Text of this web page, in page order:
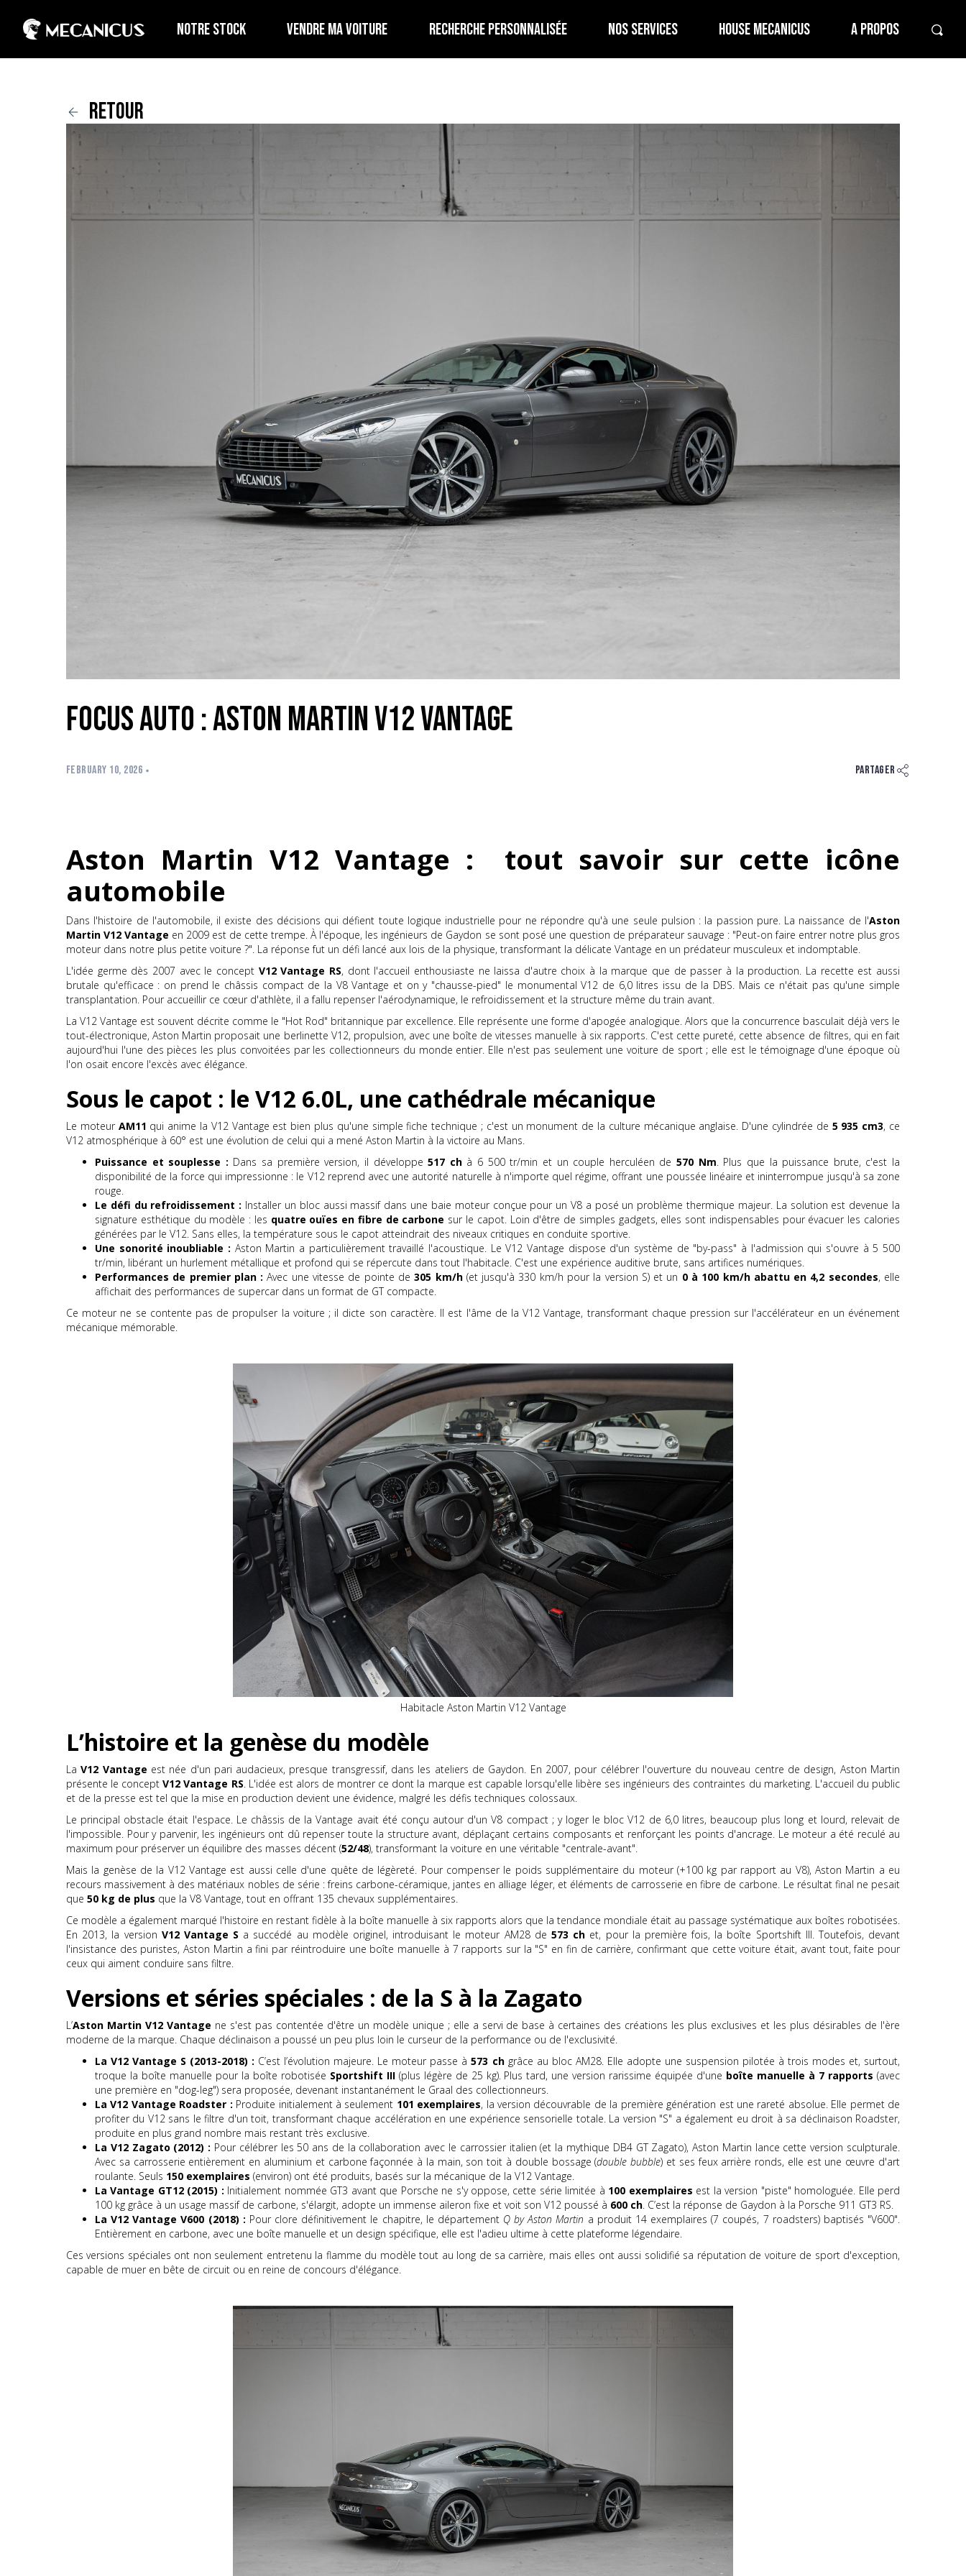
NOTRE STOCK VENDRE MA VOITURE RECHERCHE PERSONNALISÉE NOS SERVICES HOUSE MECANICUS A PROPOS
retour
Focus Auto : Aston Martin V12 Vantage
FEBRUARY 10, 2026 Partager
Aston Martin V12 Vantage : tout savoir sur cette icône
automobile
Dans l'histoire de l'automobile, il existe des décisions qui défient toute logique industrielle pour ne répondre qu'à une seule pulsion : la passion pure. La naissance de l'Aston
Martin V12 Vantage en 2009 est de cette trempe. À l'époque, les ingénieurs de Gaydon se sont posé une question de préparateur sauvage : "Peut-on faire entrer notre plus gros
moteur dans notre plus petite voiture ?". La réponse fut un défi lancé aux lois de la physique, transformant la délicate Vantage en un prédateur musculeux et indomptable.
L'idée germe dès 2007 avec le concept V12 Vantage RS, dont l'accueil enthousiaste ne laissa d'autre choix à la marque que de passer à la production. La recette est aussi
brutale qu'efficace : on prend le châssis compact de la V8 Vantage et on y "chausse-pied" le monumental V12 de 6,0 litres issu de la DBS. Mais ce n'était pas qu'une simple
transplantation. Pour accueillir ce cœur d'athlète, il a fallu repenser l'aérodynamique, le refroidissement et la structure même du train avant.
La V12 Vantage est souvent décrite comme le "Hot Rod" britannique par excellence. Elle représente une forme d'apogée analogique. Alors que la concurrence basculait déjà vers le
tout-électronique, Aston Martin proposait une berlinette V12, propulsion, avec une boîte de vitesses manuelle à six rapports. C'est cette pureté, cette absence de filtres, qui en fait
aujourd'hui l'une des pièces les plus convoitées par les collectionneurs du monde entier. Elle n'est pas seulement une voiture de sport ; elle est le témoignage d'une époque où
l'on osait encore l'excès avec élégance.
Sous le capot : le V12 6.0L, une cathédrale mécanique
Le moteur AM11 qui anime la V12 Vantage est bien plus qu'une simple fiche technique ; c'est un monument de la culture mécanique anglaise. D'une cylindrée de 5 935 cm3, ce
V12 atmosphérique à 60° est une évolution de celui qui a mené Aston Martin à la victoire au Mans.
Puissance et souplesse : Dans sa première version, il développe517 chà 6 500 tr/min et un couple herculéen de570 Nm. Plus que la puissance brute, c'est la
disponibilité de la force qui impressionne : le V12 reprend avec une autorité naturelle à n'importe quel régime, offrant une poussée linéaire et ininterrompue jusqu'à sa zone
rouge.
Le défi du refroidissement : Installer un bloc aussi massif dans une baie moteur conçue pour un V8 a posé un problème thermique majeur. La solution est devenue la
signature esthétique du modèle : les quatre ouïes en fibre de carbone sur le capot. Loin d'être de simples gadgets, elles sont indispensables pour évacuer les calories
générées par le V12. Sans elles, la température sous le capot atteindrait des niveaux critiques en conduite sportive.
Une sonorité inoubliable : Aston Martin a particulièrement travaillé l'acoustique. Le V12 Vantage dispose d'un système de "by-pass" à l'admission qui s'ouvre à 5 500
tr/min, libérant un hurlement métallique et profond qui se répercute dans tout l'habitacle. C'est une expérience auditive brute, sans artifices numériques.
Performances de premier plan : Avec une vitesse de pointe de305 km/h(et jusqu'à 330 km/h pour la version S) et un 0 à 100 km/h abattu en 4,2 secondes, elle
affichait des performances de supercar dans un format de GT compacte.
Ce moteur ne se contente pas de propulser la voiture ; il dicte son caractère. Il est l'âme de la V12 Vantage, transformant chaque pression sur l'accélérateur en un événement
mécanique mémorable.
Habitacle Aston Martin V12 Vantage
L’histoire et la genèse du modèle
LaV12 Vantage est née d'un pari audacieux, presque transgressif, dans les ateliers de Gaydon. En 2007, pour célébrer l'ouverture du nouveau centre de design, Aston Martin
présente le conceptV12 Vantage RS. L'idée est alors de montrer ce dont la marque est capable lorsqu'elle libère ses ingénieurs des contraintes du marketing. L'accueil du public
et de la presse est tel que la mise en production devient une évidence, malgré les défis techniques colossaux.
Le principal obstacle était l'espace. Le châssis de la Vantage avait été conçu autour d'un V8 compact ; y loger le bloc V12 de 6,0 litres, beaucoup plus long et lourd, relevait de
l'impossible. Pour y parvenir, les ingénieurs ont dû repenser toute la structure avant, déplaçant certains composants et renforçant les points d'ancrage. Le moteur a été reculé au
maximum pour préserver un équilibre des masses décent (52/48), transformant la voiture en une véritable "centrale-avant".
Mais la genèse de la V12 Vantage est aussi celle d'une quête de légèreté. Pour compenser le poids supplémentaire du moteur (+100 kg par rapport au V8), Aston Martin a eu
recours massivement à des matériaux nobles de série : freins carbone-céramique, jantes en alliage léger, et éléments de carrosserie en fibre de carbone. Le résultat final ne pesait
que 50 kg de plus que la V8 Vantage, tout en offrant 135 chevaux supplémentaires.
Ce modèle a également marqué l'histoire en restant fidèle à la boîte manuelle à six rapports alors que la tendance mondiale était au passage systématique aux boîtes robotisées.
En 2013, la version V12 Vantage S a succédé au modèle originel, introduisant le moteur AM28 de 573 ch et, pour la première fois, la boîte Sportshift III. Toutefois, devant
l'insistance des puristes, Aston Martin a fini par réintroduire une boîte manuelle à 7 rapports sur la "S" en fin de carrière, confirmant que cette voiture était, avant tout, faite pour
ceux qui aiment conduire sans filtre.
Versions et séries spéciales : de la S à la Zagato
L’Aston Martin V12 Vantage ne s'est pas contentée d'être un modèle unique ; elle a servi de base à certaines des créations les plus exclusives et les plus désirables de l'ère
moderne de la marque. Chaque déclinaison a poussé un peu plus loin le curseur de la performance ou de l'exclusivité.
La V12 Vantage S (2013-2018) : C’est l’évolution majeure. Le moteur passe à573 chgrâce au bloc AM28. Elle adopte une suspension pilotée à trois modes et, surtout,
troque la boîte manuelle pour la boîte robotisée Sportshift III(plus légère de 25 kg). Plus tard, une version rarissime équipée d'une boîte manuelle à 7 rapports (avec
une première en "dog-leg") sera proposée, devenant instantanément le Graal des collectionneurs.
La V12 Vantage Roadster : Produite initialement à seulement 101 exemplaires, la version découvrable de la première génération est une rareté absolue. Elle permet de
profiter du V12 sans le filtre d'un toit, transformant chaque accélération en une expérience sensorielle totale. La version "S" a également eu droit à sa déclinaison Roadster,
produite en plus grand nombre mais restant très exclusive.
La V12 Zagato (2012) : Pour célébrer les 50 ans de la collaboration avec le carrossier italien (et la mythique DB4 GT Zagato), Aston Martin lance cette version sculpturale.
Avec sa carrosserie entièrement en aluminium et carbone façonnée à la main, son toit à double bossage (double bubble) et ses feux arrière ronds, elle est une œuvre d'art
roulante. Seuls 150 exemplaires (environ) ont été produits, basés sur la mécanique de la V12 Vantage.
La Vantage GT12 (2015) : Initialement nommée GT3 avant que Porsche ne s'y oppose, cette série limitée à 100 exemplaires est la version "piste" homologuée. Elle perd
100 kg grâce à un usage massif de carbone, s'élargit, adopte un immense aileron fixe et voit son V12 poussé à 600 ch. C’est la réponse de Gaydon à la Porsche 911 GT3 RS.
La V12 Vantage V600 (2018) : Pour clore définitivement le chapitre, le département Q by Aston Martin a produit 14 exemplaires (7 coupés, 7 roadsters) baptisés "V600".
Entièrement en carbone, avec une boîte manuelle et un design spécifique, elle est l'adieu ultime à cette plateforme légendaire.
Ces versions spéciales ont non seulement entretenu la flamme du modèle tout au long de sa carrière, mais elles ont aussi solidifié sa réputation de voiture de sport d'exception,
capable de muer en bête de circuit ou en reine de concours d'élégance.